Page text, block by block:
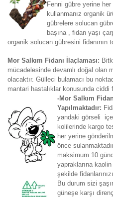
Fenni gübre yerine
kullanmanız organik
gübrelere solucan
başına , fidan yaşı
organik solucan gübresini fidanının
Mor Salkım Fidanı İlaçlaması:
mücadelesinde devamlı doğal olan
olacaktır. Gülleci bulamacı bu
mantari hastalıklar konusunda ciddi
-Mor Salkım
Yapılmaktadır:
yandaki görseli
kolilerinde kargo
her yerine
önce
maksimum 10
yapraklarına
şekilde
Bu durum sizi
güneşe karşı